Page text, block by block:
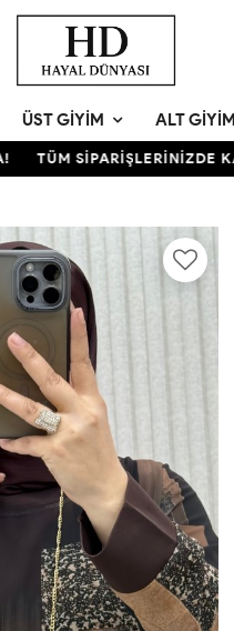
ÜST GIYIM ALT GIYIM
TÜM SİPARİŞLERİNİZDE